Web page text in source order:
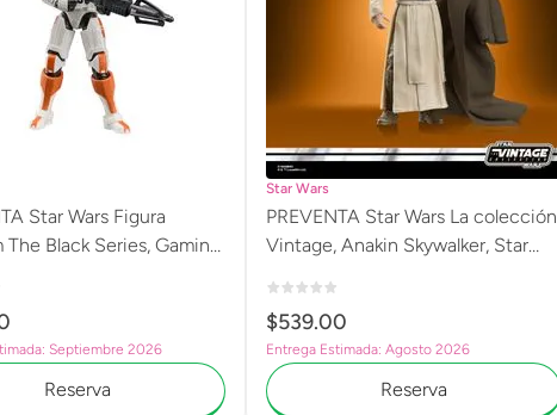
Star Wars Figura
The Black Series, Gaming
Septiembre 2026
Reserva
Star Wars
PREVENTA Star Wars La colección
Vintage, Anakin Skywalker, Star
$539.00
Entrega Estimada: Agosto 2026
Reserva